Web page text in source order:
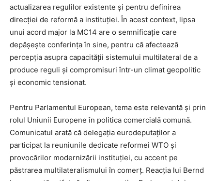
actualizarea regulilor existente și pentru definirea
direcției de reformă a instituției. În acest context, lipsa
unui acord major la MC14 are o semnificație care
depășește conferința în sine, pentru că afectează
percepția asupra capacității sistemului multilateral de a
produce reguli și compromisuri într-un climat geopolitic
și economic tensionat.
Pentru Parlamentul European, tema este relevantă și prin
rolul Uniunii Europene în politica comercială comună.
Comunicatul arată că delegația eurodeputaților a
participat la reuniunile dedicate reformei WTO și
provocărilor modernizării instituției, cu accent pe
păstrarea multilateralismului în comerț. Reacția lui Bernd